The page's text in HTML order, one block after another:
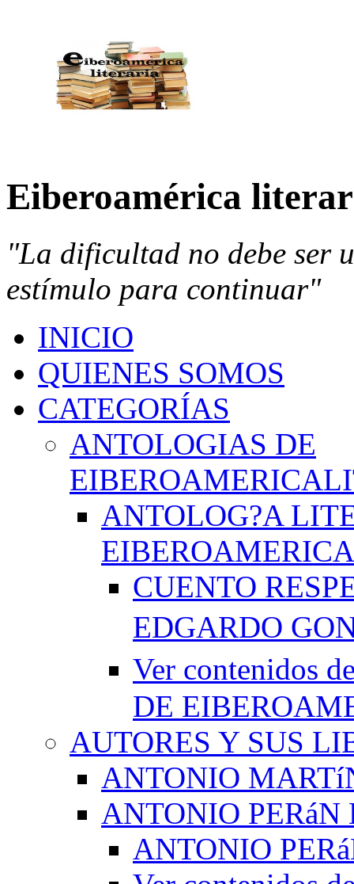
Eiberoamérica
"La dificultad no debe ser
estímulo para continuar"
INICIO
QUIENES SOMOS
CATEGORÍAS
ANTOLOGIAS DE
ANTOLOG?A
CUENTO
EDGARDO
Ver contenidos
DE
AUTORES Y SUS
ANTONIO
ANTONIO PERáN
ANTONIO